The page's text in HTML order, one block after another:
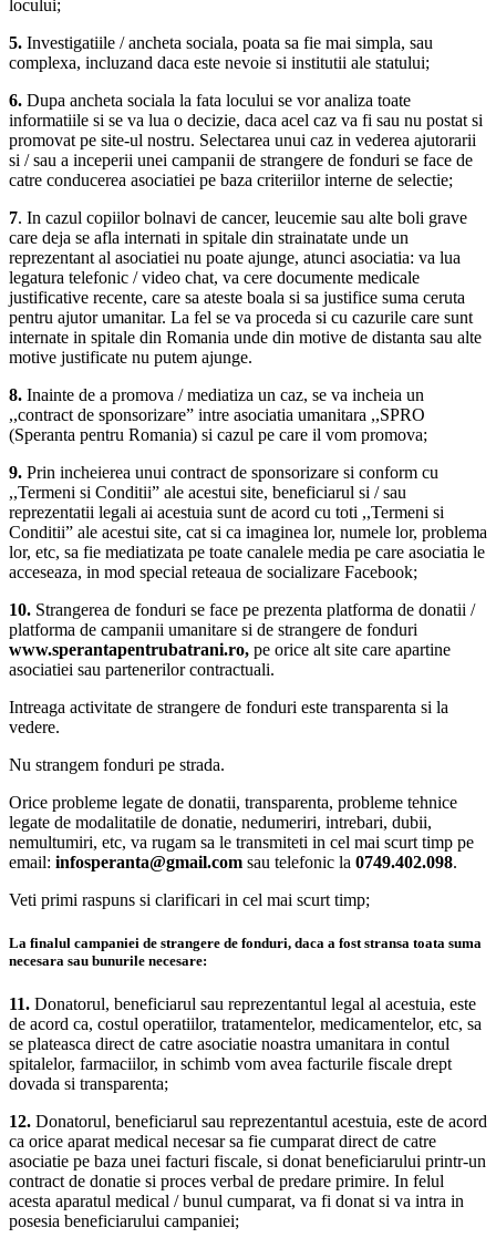
locului;
5. Investigatiile / ancheta sociala, poata sa fie mai simpla, sau
complexa, incluzand daca este nevoie si institutii ale statului;
6. Dupa ancheta sociala la fata locului se vor analiza toate
informatiile si se va lua o decizie, daca acel caz va fi sau nu postat si
promovat pe site-ul nostru. Selectarea unui caz in vederea ajutorarii
si / sau a inceperii unei campanii de strangere de fonduri se face de
catre conducerea asociatiei pe baza criteriilor interne de selectie;
7. In cazul copiilor bolnavi de cancer, leucemie sau alte boli grave
care deja se afla internati in spitale din strainatate unde un
reprezentant al asociatiei nu poate ajunge, atunci asociatia: va lua
legatura telefonic / video chat, va cere documente medicale
justificative recente, care sa ateste boala si sa justifice suma ceruta
pentru ajutor umanitar. La fel se va proceda si cu cazurile care sunt
internate in spitale din Romania unde din motive de distanta sau alte
motive justificate nu putem ajunge.
8. Inainte de a promova / mediatiza un caz, se va incheia un
,,contract de sponsorizare” intre asociatia umanitara ,,SPRO
(Speranta pentru Romania) si cazul pe care il vom promova;
9. Prin incheierea unui contract de sponsorizare si conform cu
,,Termeni si Conditii” ale acestui site, beneficiarul si / sau
reprezentatii legali ai acestuia sunt de acord cu toti ,,Termeni si
Conditii” ale acestui site, cat si ca imaginea lor, numele lor, problema
lor, etc, sa fie mediatizata pe toate canalele media pe care asociatia le
acceseaza, in mod special reteaua de socializare Facebook;
10. Strangerea de fonduri se face pe prezenta platforma de donatii /
platforma de campanii umanitare si de strangere de fonduri
www.sperantapentrubatrani.ro, pe orice alt site care apartine
asociatiei sau partenerilor contractuali.
Intreaga activitate de strangere de fonduri este transparenta si la
vedere.
Nu strangem fonduri pe strada.
Orice probleme legate de donatii, transparenta, probleme tehnice
legate de modalitatile de donatie, nedumeriri, intrebari, dubii,
nemultumiri, etc, va rugam sa le transmiteti in cel mai scurt timp pe
email: infosperanta@gmail.com sau telefonic la 0749.402.098.
Veti primi raspuns si clarificari in cel mai scurt timp;
La finalul campaniei de strangere de fonduri, daca a fost stransa toata suma
necesara sau bunurile necesare:
11. Donatorul, beneficiarul sau reprezentantul legal al acestuia, este
de acord ca, costul operatiilor, tratamentelor, medicamentelor, etc, sa
se plateasca direct de catre asociatie noastra umanitara in contul
spitalelor, farmaciilor, in schimb vom avea facturile fiscale drept
dovada si transparenta;
12. Donatorul, beneficiarul sau reprezentantul acestuia, este de acord
ca orice aparat medical necesar sa fie cumparat direct de catre
asociatie pe baza unei facturi fiscale, si donat beneficiarului printr-un
contract de donatie si proces verbal de predare primire. In felul
acesta aparatul medical / bunul cumparat, va fi donat si va intra in
posesia beneficiarului campaniei;